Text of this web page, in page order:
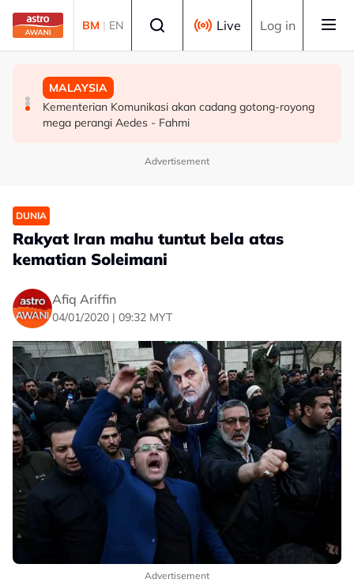
Skip to main content
BM | EN Live Log in
MALAYSIA
TMJ terima menghadap pemilik bersama Chelsea FC
menjelang aksi persahabatan malam ini
SUKAN
Gabriel Palmero sah milik JDT!
MALAYSIA
Kementerian Komunikasi akan cadang gotong-royong
mega perangi Aedes - Fahmi
Advertisement
DUNIA
Rakyat Iran mahu tuntut bela atas
kematian Soleimani
Afiq Ariffin
04/01/2020 | 09:32 MYT
Advertisement